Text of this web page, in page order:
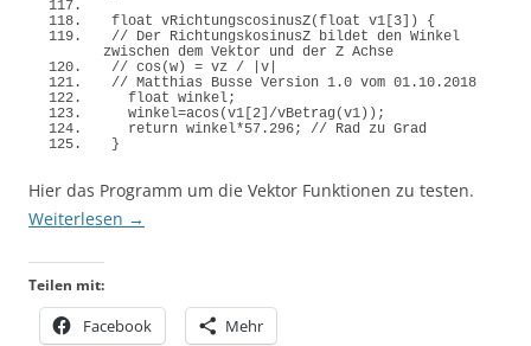
float vRichtungscosinusZ(float v1 [3])
{
// Der RichtungskosinusZ bildet den Winkel
zwischen dem Vektor und der Z Achse
// cos(w) = vz / |v|
// Matthias Busse Version 1.0 vom 01.10.2018
float winkel;
  winkel=
acos (v1 [2] /vBetrag(v1)) ;
return winkel*57.296; // Rad zu Grad
}
Hier das Programm um die Vektor Funktionen zu testen.
Weiterlesen →
Teilen mit:
Facebook Mehr